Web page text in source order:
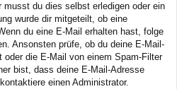
musst du dies selbst erledigen oder ein
wurde dir mitgeteilt, ob eine
du eine E-Mail erhalten hast, folge
Ansonsten prüfe, ob du deine E-Mail-
die E-Mail von einem Spam-Filter
bist, dass deine E-Mail-Adresse
einen Administrator.